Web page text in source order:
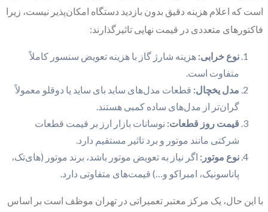
است که اعلام هزینه دقیق بدون بازدید دستگاه امکان‌پذیر نیست، زیرا
فاکتورهای متعددی در قیمت نهایی تاثیرگذارند:
نوع خرابی: هزینه شارژ گاز با هزینه تعویض سنسور کاملاً
متفاوت است.
مدل یخچال: قطعات مدل‌های ساید بای ساید یا دوقلو معمولاً
گران‌تر از مدل‌های ساده کمبی هستند.
قیمت روز قطعات: نوسانات بازار ارز بر قیمت قطعات
شرکتی مانند موتور و برد تاثیر مستقیم دارد.
نوع موتور: اگر نیاز به تعویض موتور باشد، برند موتور (های‌تک،
پاناسونیک، امبراکو و…) قیمت‌های متفاوتی دارد.
با این حال، یک مرکز معتبر تعمیراتی در تهران موظف است بر اساس